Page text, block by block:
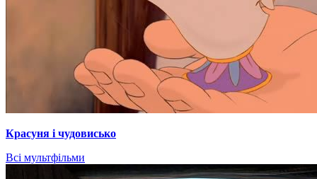
Красуня і чудовисько
Всі мультфільми